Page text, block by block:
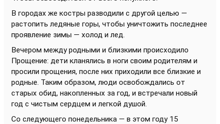
В городах же костры разводили с другой целью —
растопить ледяные горы, чтобы уничтожить последнее
проявление зимы — холод и лед.
Вечером между родными и близкими происходило
Прощение: дети кланялись в ноги своим родителям и
просили прощения, после них приходили все близкие и
родные. Таким образом, люди освобождались от
старых обид, накопленных за год, и встречали новый
год с чистым сердцем и легкой душой.
Со следующего понедельника — в этом году 15